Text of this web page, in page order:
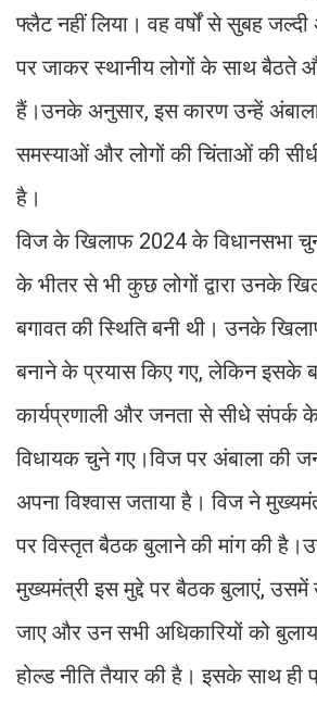
फ्लैट नहीं लिया। वह वर्षों से सुबह जल्दी
पर जाकर स्थानीय लोगों के साथ बैठते
हैं।उनके अनुसार, इस कारण उन्हें
समस्याओं और लोगों की चिंताओं की
है।
विज के खिलाफ 2024 के विधानसभा
के भीतर से भी कुछ लोगों द्वारा उनके
बगावत की स्थिति बनी थी। उनके
बनाने के प्रयास किए गए, लेकिन इसके
कार्यप्रणाली और जनता से सीधे संपर्क
विधायक चुने गए।विज पर अंबाला की
अपना विश्वास जताया है। विज ने
पर विस्तृत बैठक बुलाने की मांग की
मुख्यमंत्री इस मुद्दे पर बैठक बुलाएं, उसमें
जाए और उन सभी अधिकारियों को
होल्ड नीति तैयार की है। इसके साथ ही